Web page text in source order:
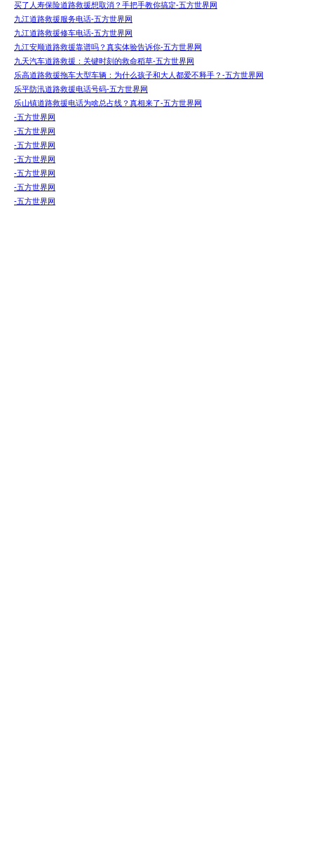
买了人寿保险道路救援想取消？手把手教你搞定-五方世界网
九江道路救援服务电话-五方世界网
九江道路救援修车电话-五方世界网
九江安顺道路救援靠谱吗？真实体验告诉你-五方世界网
九天汽车道路救援：关键时刻的救命稻草-五方世界网
乐高道路救援拖车大型车辆：为什么孩子和大人都爱不释手？-五方世界网
乐平防汛道路救援电话号码-五方世界网
乐山镇道路救援电话为啥总占线？真相来了-五方世界网
-五方世界网
-五方世界网
-五方世界网
-五方世界网
-五方世界网
-五方世界网
-五方世界网